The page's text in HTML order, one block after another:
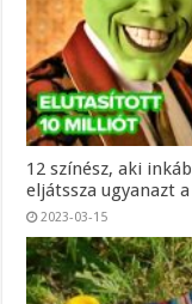
12 színész, aki
eljátssza ugyanazt
2023-03-15